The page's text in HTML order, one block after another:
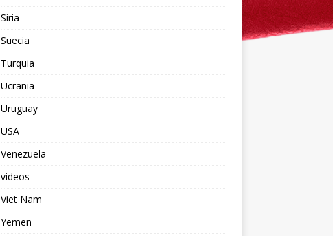
Siria
Suecia
Turquia
Ucrania
Uruguay
USA
Venezuela
videos
Viet Nam
Yemen